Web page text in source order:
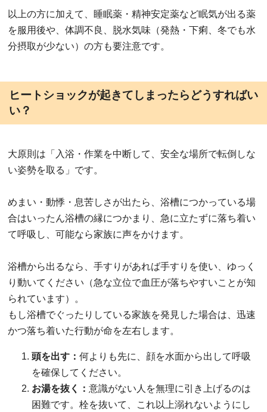
以上の方に加えて、睡眠薬・精神安定薬など眠気が出る薬
を服用後や、体調不良、脱水気味（発熱・下痢、冬でも水
分摂取が少ない）の方も要注意です。
ヒートショックが起きてしまったらどうすればい
い？
大原則は「入浴・作業を中断して、安全な場所で転倒しな
い姿勢を取る」です。
めまい・動悸・息苦しさが出たら、浴槽につかっている場
合はいったん浴槽の縁につかまり、急に立たずに落ち着い
て呼吸し、可能なら家族に声をかけます。
浴槽から出るなら、手すりがあれば手すりを使い、ゆっく
り動いてください（急な立位で血圧が落ちやすいことが知
られています）。
もし浴槽でぐったりしている家族を発見した場合は、迅速
かつ落ち着いた行動が命を左右します。
頭を出す： 何よりも先に、顔を水面から出して呼吸
を確保してください。
お湯を抜く： 意識がない人を無理に引き上げるのは
困難です。栓を抜いて、これ以上溺れないようにし